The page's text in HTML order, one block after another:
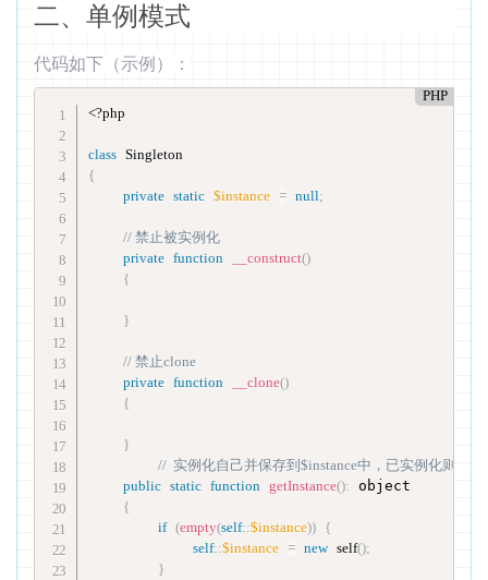
二、单例模式
代码如下（示例）：
PHP
<?php
class Singleton
{
private static $instance = null;
// 禁止被实例化
private function __construct()
{
}
// 禁止clone
private function __clone()
{
}
//  实例化自己并保存到$instance中，已实例化则直
public static function getInstance(): object
{
if (empty(self::$instance)) {
self::$instance = new self();
}